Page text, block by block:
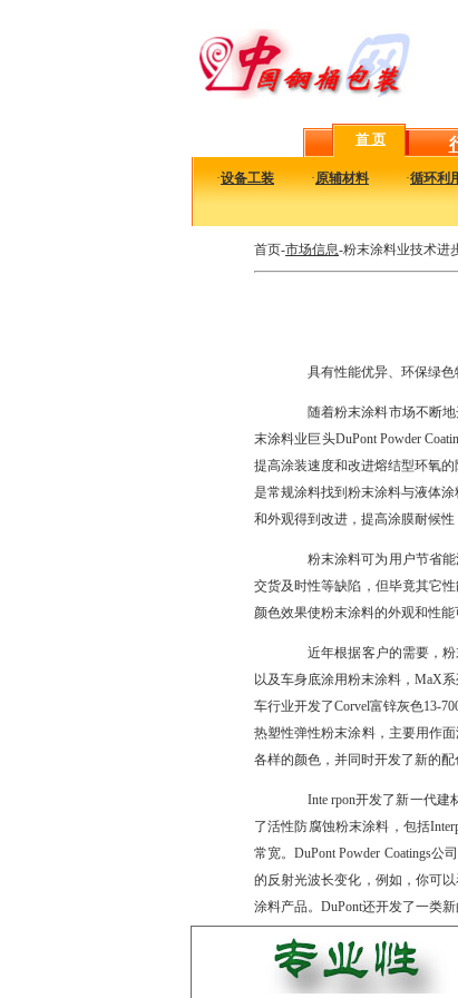
首 页
·设备工装 ·原辅材料 ·循环利
首页-市场信息-粉末涂料业技术进
具有性能优异、环保绿色特
随着粉末涂料市场不断地
末涂料业巨头DuPont Powder
提高涂装速度和改进熔结型环氧
是常规涂料找到粉末涂料与液体
和外观得到改进，提高涂膜耐候
粉末涂料可为用户节省能
交货及时性等缺陷，但毕竟其它
颜色效果使粉末涂料的外观和性能
近年根据客户的需要，粉
以及车身底涂用粉末涂料，MaX
车行业开发了Corvel富锌灰色13-
热塑性弹性粉末涂料，主要用作
各样的颜色，并同时开发了新的
Inte rpon开发了新一代建材
了活性防腐蚀粉末涂料，包括
常宽。DuPont Powder Coatings
的反射光波长变化，例如，你可
涂料产品。DuPont还开发了一类